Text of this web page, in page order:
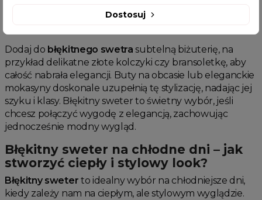
jednocześnie będzie wpisywał się w elegancki dress
Dodaj do błękitnego swetra subtelną biżuterię, na
przykład delikatne złote kolczyki czy bransoletkę, aby
całość nabrała elegancji. Buty na obcasie lub eleganckie
mokasyny doskonale uzupełnią tę stylizację, nadając jej
szyku i klasy. Błękitny sweter to świetny wybór, jeśli
chcesz połączyć wygodę z elegancją, zachowując
jednocześnie modny wygląd.
Błękitny sweter na chłodne dni – jak
stworzyć ciepły i stylowy look?
Błękitny sweter to idealny wybór na chłodniejsze dni,
kiedy zależy nam na ciepłym, ale stylowym wyglądzie.
Dostosuj